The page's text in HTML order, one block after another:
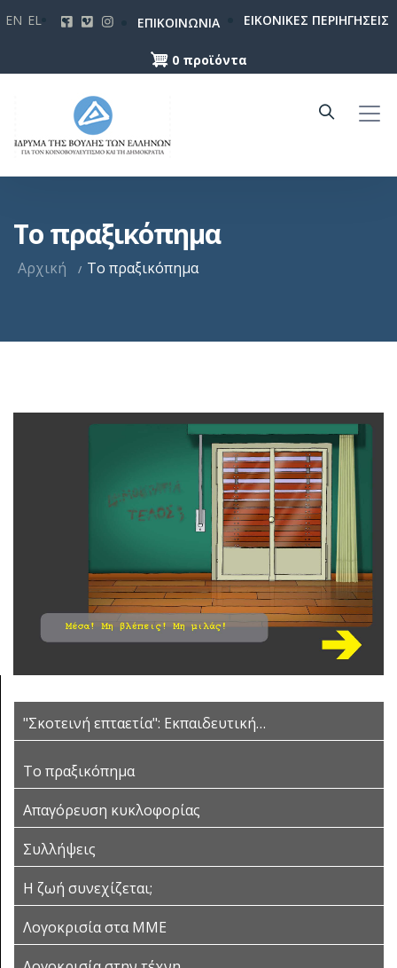
κυρίως
περιεχόμενο
EN EL ΕΠΙΚΟΙΝΩΝΙΑ ΕΙΚΟΝΙΚΕΣ ΠΕΡΙΗΓΗΣΕΙΣ
0 προϊόντα
Το πραξικόπημα
Αρχική Το πραξικόπημα
"Σκοτεινή επταετία": Εκπαιδευτική…
Το πραξικόπημα
Απαγόρευση κυκλοφορίας
Συλλήψεις
Η ζωή συνεχίζεται;
Λογοκρισία στα ΜΜΕ